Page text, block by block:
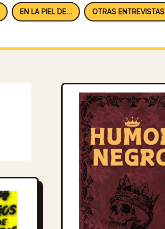
EN LA PIEL DE… OTRAS ENTREVISTAS